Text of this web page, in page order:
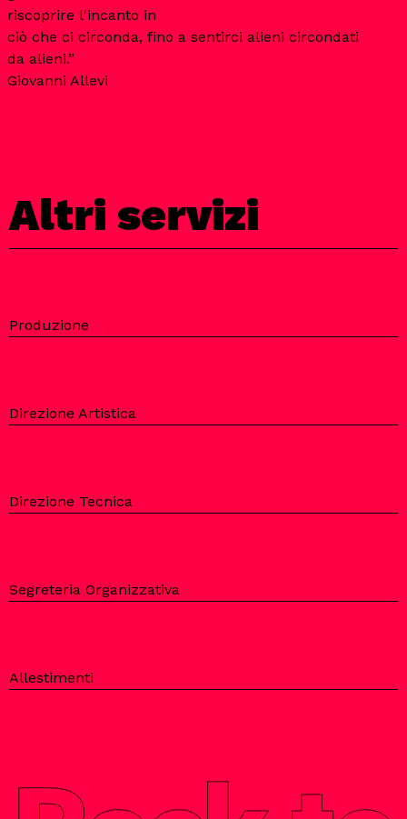
riscoprire l'incanto in
ciò che ci circonda, fino a sentirci alieni circondati
da alieni.”
Giovanni Allevi
Altri servizi
Produzione
Direzione Artistica
Direzione Tecnica
Segreteria Organizzativa
Allestimenti